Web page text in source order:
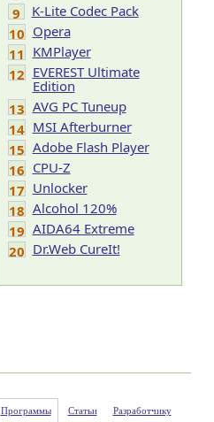
9
K-Lite Codec Pack
10 Opera
11 KMPlayer
12 EVEREST Ultimate
Edition
13 AVG PC Tuneup
14 MSI Afterburner
15 Adobe Flash Player
16 CPU-Z
17 Unlocker
18 Alcohol 120%
19 AIDA64 Extreme
20 Dr.Web CureIt!
Программы Статьи Разработчику